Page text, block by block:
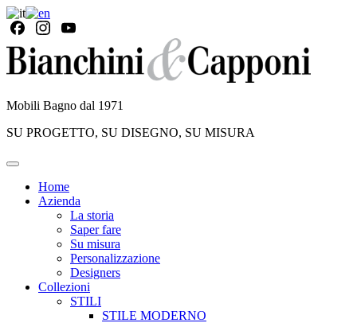
Mobili Bagno dal 1971
SU PROGETTO, SU DISEGNO, SU MISURA
Home
Azienda
La storia
Saper fare
Su misura
Personalizzazione
Designers
Collezioni
STILI
STILE MODERNO